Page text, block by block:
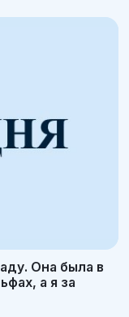
Она была в
а я за